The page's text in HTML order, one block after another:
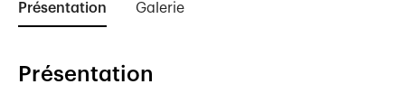
Présentation Galerie
Présentation